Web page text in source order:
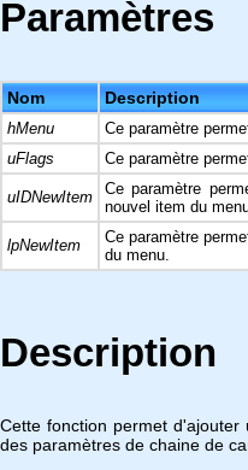
Paramètres
Nom Description
hMenu Ce paramètre
uFlags
Ce paramètre
uIDNewItem
Ce paramètre
nouvel item du
lpNewItem
Ce paramètre
du menu.
Description
Cette fonction permet
des paramètres de chaine de